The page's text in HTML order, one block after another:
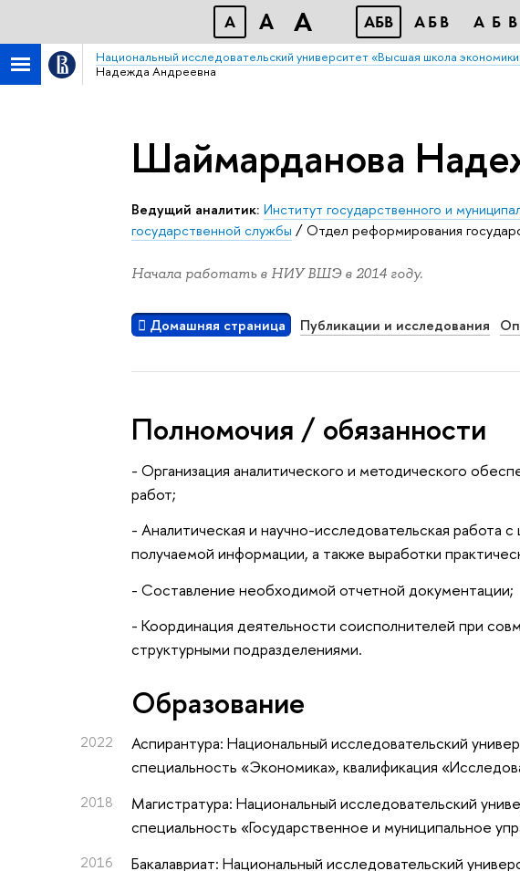
A A A АБB АБB АБB
Национальный исследовательский университет «Высшая школа
Надежда Андреевна
Шаймарданова
Ведущий аналитик: Институт государственного и
государственной службы /Отдел реформирования
Начала работать в НИУ ВШЭ в 2014 году.
Домашняя страница Публикации и исследования
Полномочия / обязанности
- Организация аналитического и методического
работ;
- Аналитическая и научно-исследовательская работа
получаемой информации, а также выработки
- Составление необходимой отчетной документации;
- Координация деятельности соисполнителей при
структурными подразделениями.
Oбразование
2022
Аспирантура: Национальный исследовательский
специальность «Экономика», квалификация
2018
Магистратура: Национальный исследовательский
специальность «Государственное и муниципальное
2016
Бакалавриат: Национальный исследовательский